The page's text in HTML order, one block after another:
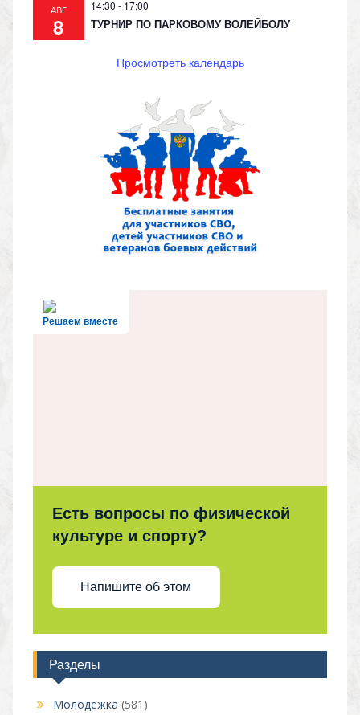
АВГ
8
14:30 - 17:00
ТУРНИР ПО ПАРКОВОМУ ВОЛЕЙБОЛУ
Просмотреть календарь
Решаем вместе
Есть вопросы по физической
культуре и спорту?
Напишите об этом
Разделы
Молодёжка (581)